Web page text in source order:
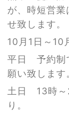
が、時短営
せ致します。
10月1日～10
平日 予約制
願い致します
土日 13時～
り。